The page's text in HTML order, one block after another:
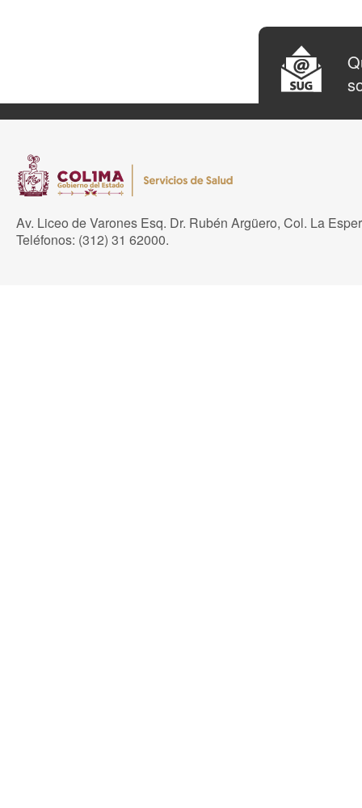
Av. Liceo de Varones Esq. Dr. Rubén Argüero, Col. La
Teléfonos: (312) 31 62000.